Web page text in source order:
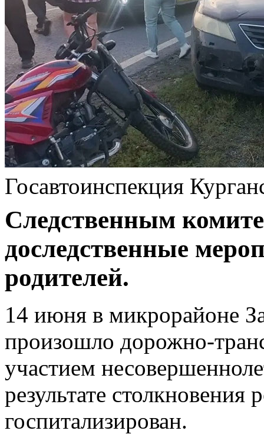
Госавтоинспекция
Следственным
доследственные
родителей.
14 июня в микрорайоне
произошло
участием
результате
госпитализирован.